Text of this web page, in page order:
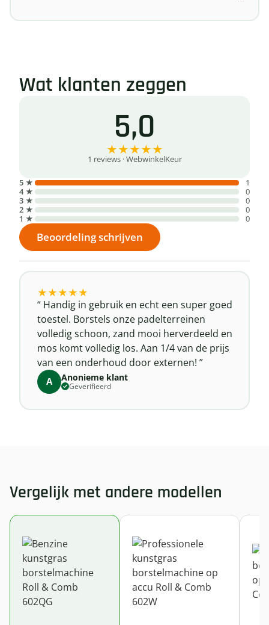
Wat klanten zeggen
5,0
★★★★★
1 reviews · WebwinkelKeur
5 ★
1
4 ★
0
3 ★
0
2 ★
0
1 ★
0
Beoordeling schrijven
★★★★★
Handig in gebruik en echt een super goed
toestel. Borstels onze padelterreinen
volledig schoon, zand mooi herverdeeld en
mos komt volledig los. Aan 1/4 van de prijs
van een onderhoud door externen!
A Anonieme klant
Geverifieerd
Vergelijk met andere modellen